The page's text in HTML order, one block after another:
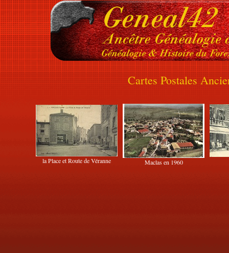
Cartes Postales
la Place et Route de Véranne Maclas en 1960